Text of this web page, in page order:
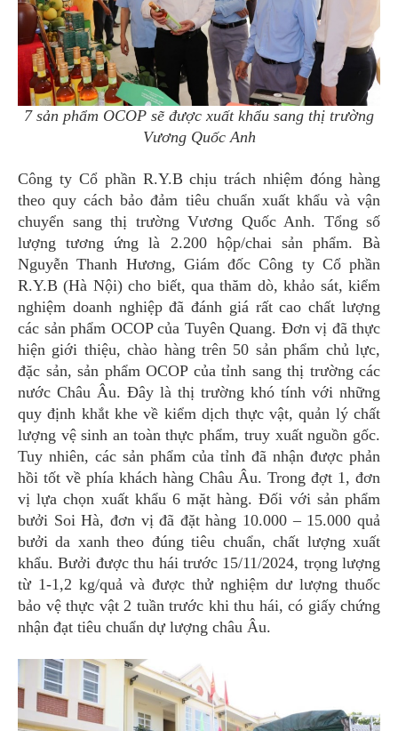
7 sản phẩm OCOP sẽ được xuất khẩu sang thị trường
Vương Quốc Anh
Công ty Cổ phần R.Y.B chịu trách nhiệm đóng hàng
theo quy cách bảo đảm tiêu chuẩn xuất khẩu và vận
chuyển sang thị trường Vương Quốc Anh. Tổng số
lượng tương ứng là 2.200 hộp/chai sản phẩm. Bà
Nguyễn Thanh Hương, Giám đốc Công ty Cổ phần
R.Y.B (Hà Nội) cho biết, qua thăm dò, khảo sát, kiểm
nghiệm doanh nghiệp đã đánh giá rất cao chất lượng
các sản phẩm OCOP của Tuyên Quang. Đơn vị đã thực
hiện giới thiệu, chào hàng trên 50 sản phẩm chủ lực,
đặc sản, sản phẩm OCOP của tỉnh sang thị trường các
nước Châu Âu. Đây là thị trường khó tính với những
quy định khắt khe về kiểm dịch thực vật, quản lý chất
lượng vệ sinh an toàn thực phẩm, truy xuất nguồn gốc.
Tuy nhiên, các sản phẩm của tỉnh đã nhận được phản
hồi tốt về phía khách hàng Châu Âu. Trong đợt 1, đơn
vị lựa chọn xuất khẩu 6 mặt hàng. Đối với sản phẩm
bưởi Soi Hà, đơn vị đã đặt hàng 10.000 – 15.000 quả
bưởi da xanh theo đúng tiêu chuẩn, chất lượng xuất
khẩu. Bưởi được thu hái trước 15/11/2024, trọng lượng
từ 1-1,2 kg/quả và được thử nghiệm dư lượng thuốc
bảo vệ thực vật 2 tuần trước khi thu hái, có giấy chứng
nhận đạt tiêu chuẩn dự lượng châu Âu.